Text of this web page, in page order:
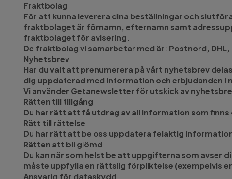
Fraktbolag
För att kunna leverera dina beställningar och
fraktbolaget är förnamn, efternamn samt
fraktbolaget för avisering.
De fraktbolag vi samarbetar med är: Postnord, DHL,
Nyhetsbrev
Har du valt att prenumerera på vårt nyhetsbrev
dig uppdaterad med information och erbjudanden
Vi använder Getanewsletter för utskick av
Rätten till tillgång
Du har rätt att få utdrag av all information som
Rätt till rättelse
Du har rätt att be oss uppdatera felaktig
Rätten att bli glömd
Du kan när som helst be att uppgifterna som avser
måste uppfylla en rättslig förpliktelse (exempelvis
Ansvarig för dataskydd